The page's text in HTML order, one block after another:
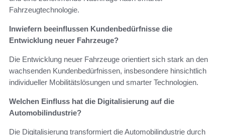
Fahrzeugtechnologie.
Inwiefern beeinflussen Kundenbedürfnisse die
Entwicklung neuer Fahrzeuge?
Die Entwicklung neuer Fahrzeuge orientiert sich stark an den
wachsenden Kundenbedürfnissen, insbesondere hinsichtlich
individueller Mobilitätslösungen und smarter Technologien.
Welchen Einfluss hat die Digitalisierung auf die
Automobilindustrie?
Die Digitalisierung transformiert die Automobilindustrie durch